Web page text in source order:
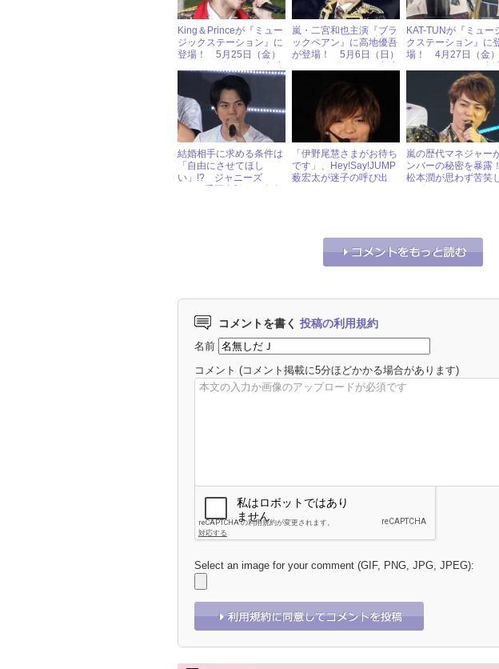
King＆Princeが『ミュー
ジックステーション』に
登場！ 5月25日（金）
嵐・二宮和也主演『ブラ
ックペアン』に高地優吾
が登場！ 5月6日（日）
KAT-TUNが『ミュー
クステーション』に
場！ 4月27日（金
結婚相手に求める条件は
「自由にさせてほし
い」!? ジャニーズ
「伊野尾慧さまがお待ち
です」、Hey!Say!JUMP
薮宏太が迷子の呼び出
嵐の歴代マネジャー
ンバーの秘密を暴露
松本潤が思わず苦笑
コメントを書く 投稿の利用規約
名前
コメント (コメント掲載に5分ほどかかる場合があります)
Select an image for your comment (GIF, PNG, JPG, JPEG):